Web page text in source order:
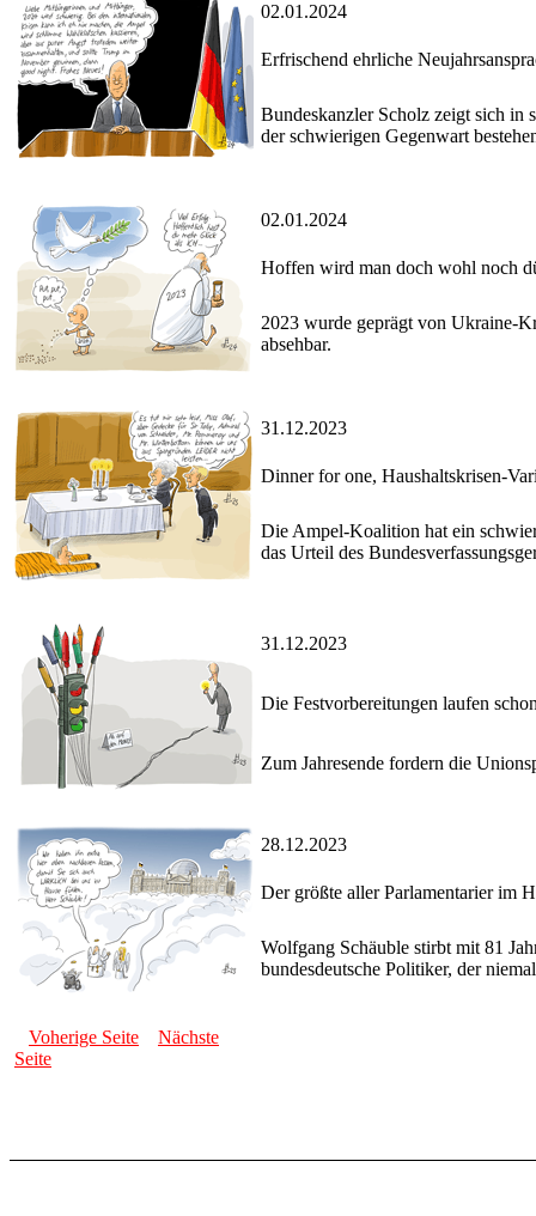
02.01.2024
Erfrischend ehrliche
Bundeskanzler Scholz zeigt sich in
der schwierigen Gegenwart
02.01.2024
Hoffen wird man doch wohl noch
2023 wurde geprägt von Ukraine-
absehbar.
31.12.2023
Dinner for one, Haushaltskrisen-
Die Ampel-Koalition hat ein
das Urteil des
31.12.2023
Die Festvorbereitungen laufen
Zum Jahresende fordern die
28.12.2023
Der größte aller Parlamentarier im
Wolfgang Schäuble stirbt mit 81
bundesdeutsche Politiker, der
Voherige Seite
Nächste
Seite